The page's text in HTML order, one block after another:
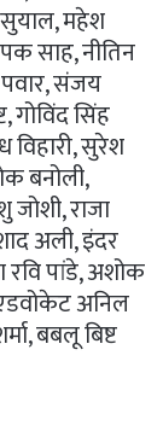
सुयाल, महेश
साह, नीतिन
पवार, संजय
गोविंद सिंह
विहारी, सुरेश
बनोली,
राजा
अली, इंदर
रवि पांडे, अशोक
एडवोकेट अनिल
बबलू बिष्ट